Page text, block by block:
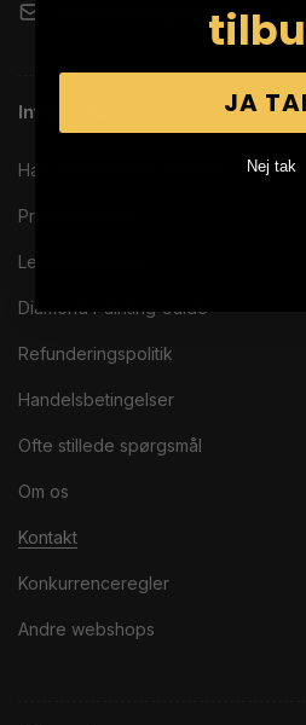
kundeservice@diamondart.dk
Information
Handel med EAN-nummer
Privatlivspolitik
Leveringspolitik
Diamond Painting Guide
Refunderingspolitik
Handelsbetingelser
Ofte stillede spørgsmål
Om os
Kontakt
Konkurrenceregler
Andre webshops
JA
Nej tak